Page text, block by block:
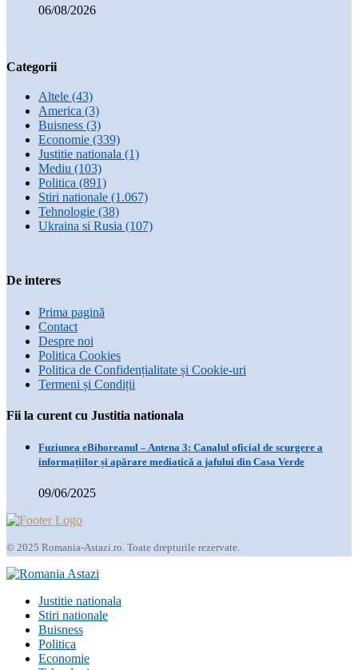
06/08/2026
Categorii
Altele (43)
America (3)
Buisness (3)
Economie (339)
Justitie nationala (1)
Mediu (103)
Politica (891)
Stiri nationale (1.067)
Tehnologie (38)
Ukraina si Rusia (107)
De interes
Prima pagină
Contact
Despre noi
Politica Cookies
Politica de Confidențialitate și Cookie-uri
Termeni și Condiții
Fii la curent cu Justitia nationala
Fuziunea eBihoreanul – Antena 3: Canalul oficial de scurgere a
informațiilor și apărare mediatică a jafului din Casa Verde
09/06/2025
© 2025 Romania-Astazi.ro. Toate drepturile rezervate.
Justitie nationala
Stiri nationale
Buisness
Politica
Economie